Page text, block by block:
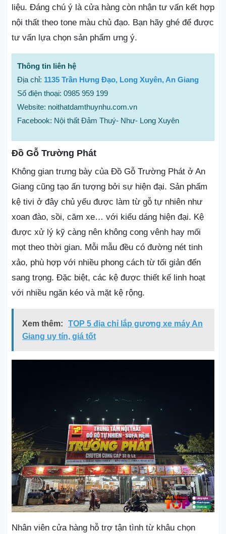
liệu. Đáng chú ý là cửa hàng còn nhận tư vấn kết hợp
nội thất theo tone màu chủ đạo. Bạn hãy ghé để được
tư vấn lựa chọn sản phẩm ưng ý.
Thông tin liên hệ
Địa chỉ: 1135 Trần Hưng Đạo, Long Xuyên, An Giang
Số điện thoại: 0985 959 199
Website: noithatdamthuynhu.com.vn
Facebook: Nội thất Đảm Thuý- Như- Long Xuyên
Đồ Gỗ Trường Phát
Không gian trưng bày của Đồ Gỗ Trường Phát ở An
Giang cũng tạo ấn tượng bởi sự hiện đại. Sản phẩm
kệ tivi ở đây chủ yếu được làm từ gỗ tự nhiên như
xoan đào, sồi, căm xe… với kiểu dáng hiện đại. Kệ
được xử lý kỹ càng nên không cong vênh hay mối
mọt theo thời gian. Mỗi mẫu đều có đường nét tinh
xảo, phù hợp với nhiều phong cách từ tối giản đến
sang trọng. Đặc biệt, các kệ được thiết kế linh hoạt
với nhiều ngăn kéo và mặt kệ rộng.
Xem thêm:
TOP 5 địa chỉ lắp gương xe máy An
Giang uy tín, giá tốt
Nhân viên cửa hàng hỗ trợ tận tình từ khâu chọn